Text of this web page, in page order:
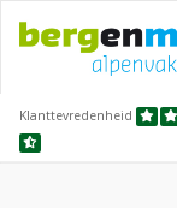
Klanttevredenheid